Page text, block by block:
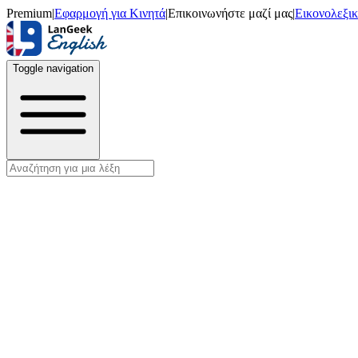
Premium|Εφαρμογή για Κινητά|Επικοινωνήστε μαζί μας|
Toggle navigation